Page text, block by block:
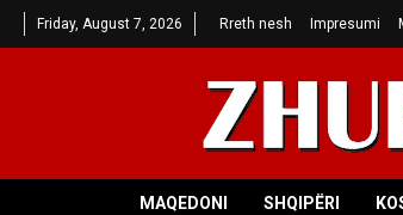
Friday, August 7, 2026 Rreth nesh Impresumi
MAQEDONI SHQIPËRI